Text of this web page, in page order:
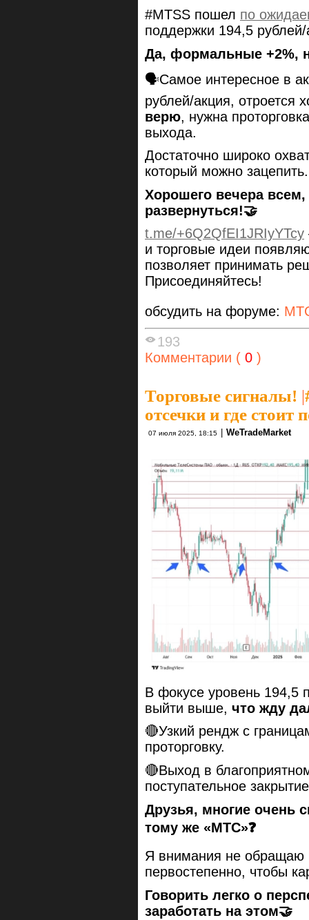
#MTSS пошел по
поддержки 194,5
Да, формальные +2%,
🗣Самое интересное в
рублей/акция, отроется
верю, нужна
выхода.
Достаточно широко
который можно зацепить.
Хорошего вечера
развернуться!🤝
t.me/+6Q2QfEI1JRIyYTcy
и торговые идеи
позволяет принимать
Присоединяйтесь!
обсудить на форуме:
193
Комментарии ( 0 )
Торговые сигналы! |
отсечки и где стоит
07 июля 2025, 18:15 WeTradeMarket
В фокусе уровень 194,5
выйти выше, что жду
🔴Узкий рендж с
проторговку.
🔴Выход в
поступательное
Друзья, многие очень
тому же «МТС»❓
Я внимания не
первостепенно, чтобы
Говорить легко о
заработать на этом🤝